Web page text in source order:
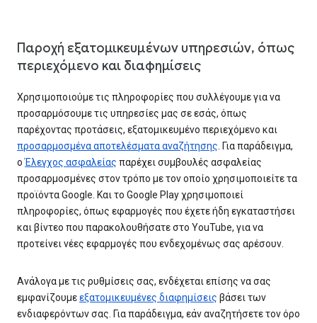
Παροχή εξατομικευμένων υπηρεσιών, όπως
περιεχόμενο και διαφημίσεις
Χρησιμοποιούμε τις πληροφορίες που συλλέγουμε για να
προσαρμόσουμε τις υπηρεσίες μας σε εσάς, όπως
παρέχοντας προτάσεις, εξατομικευμένο περιεχόμενο και
προσαρμοσμένα αποτελέσματα αναζήτησης . Για παράδειγμα,
οΈλεγχος ασφαλείας παρέχει συμβουλές ασφαλείας
προσαρμοσμένες στον τρόπο με τον οποίο χρησιμοποιείτε τα
προϊόντα Google. Και το Google Play χρησιμοποιεί
πληροφορίες, όπως εφαρμογές που έχετε ήδη εγκαταστήσει
και βίντεο που παρακολουθήσατε στο YouTube, για να
προτείνει νέες εφαρμογές που ενδεχομένως σας αρέσουν.
Ανάλογα με τις ρυθμίσεις σας, ενδέχεται επίσης να σας
εμφανίζουμεεξατομικευμένες διαφημίσεις βάσει των
ενδιαφερόντων σας. Για παράδειγμα, εάν αναζητήσετε τον όρο